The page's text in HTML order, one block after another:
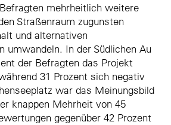
mehrheitlich weitere
Straßenraum zugunsten
und alternativen
umwandeln. In der Südlichen Au
der Befragten das Projekt
31 Prozent sich negativ
war das Meinungsbild
knappen Mehrheit von 45
gegenüber 42 Prozent